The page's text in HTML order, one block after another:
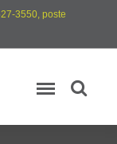
3550, poste